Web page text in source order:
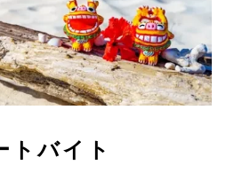
932-959
～18:00 土日・祝日定休
トバイト